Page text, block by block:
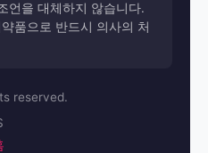
언을 대체하지 않습니다.
품으로 반드시 의사의 처
reserved.